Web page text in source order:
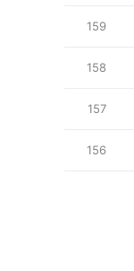
159
158
157
156